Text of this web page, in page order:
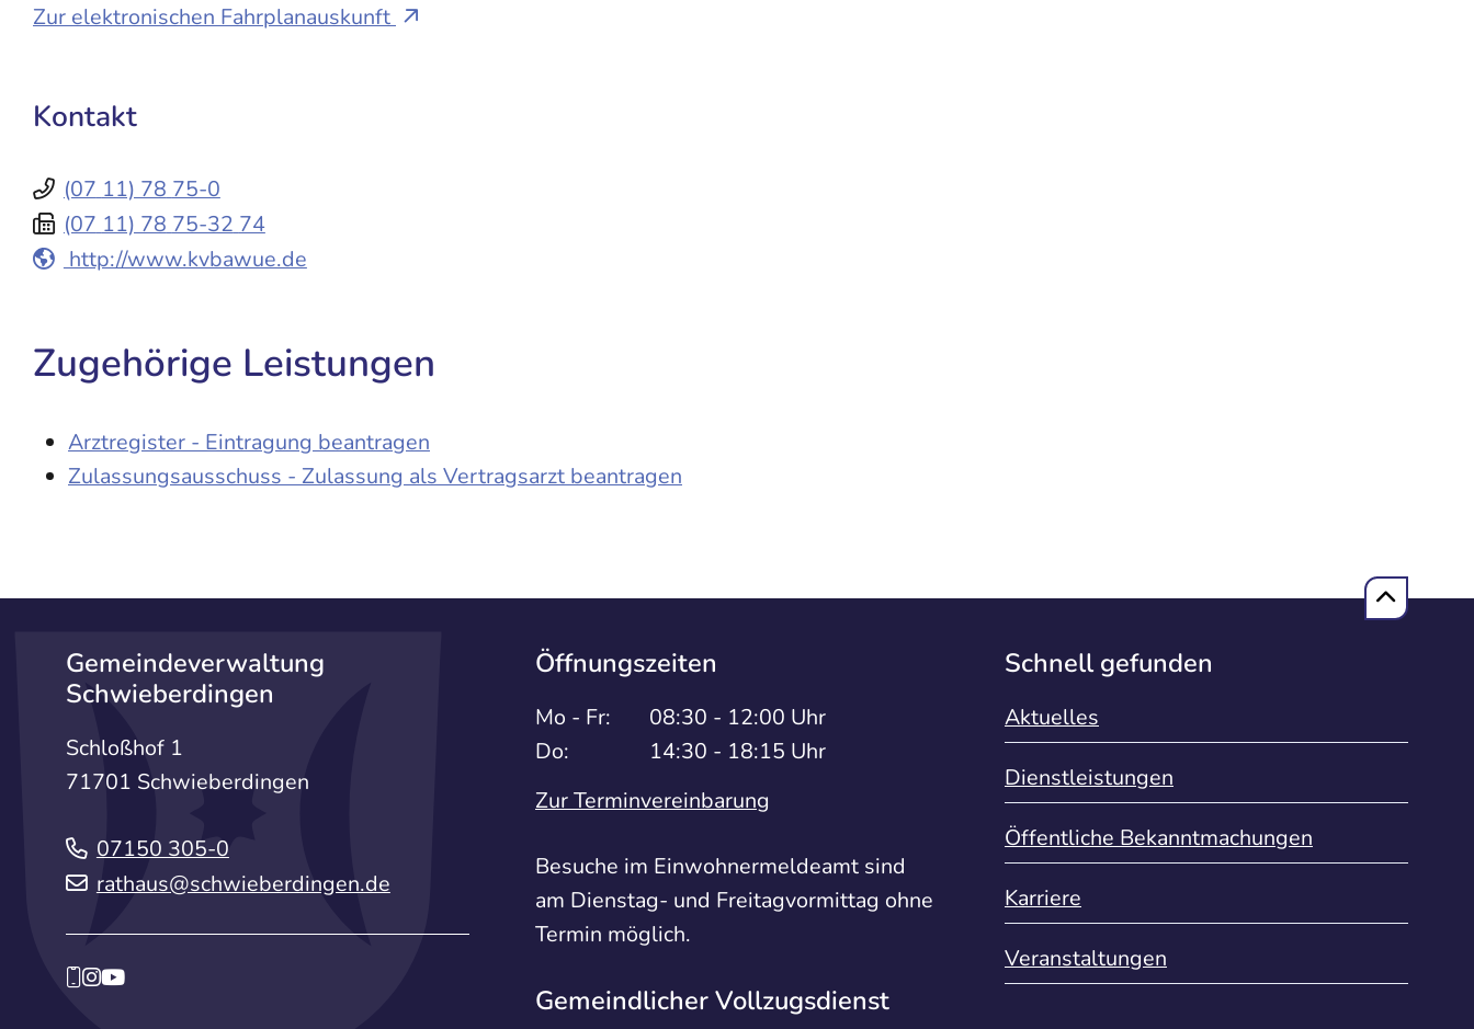
Zur elektronischen Fahrplanauskunft
Kontakt
(07 11) 78 75-0
(07 11) 78 75-32 74
http://www.kvbawue.de
Zugehörige Leistungen
Arztregister - Eintragung beantragen
Zulassungsausschuss - Zulassung als Vertragsarzt beantragen
Gemeindeverwaltung
Schwieberdingen
Schloßhof 1
71701 Schwieberdingen
07150 305-0
rathaus@schwieberdingen.de
Öffnungszeiten
Mo - Fr:
08:30 - 12:00 Uhr
Do:
14:30 - 18:15 Uhr
Zur Terminvereinbarung
Besuche im Einwohnermeldeamt sind
am Dienstag- und Freitagvormittag ohne
Termin möglich.
Gemeindlicher Vollzugsdienst
Schnell gefunden
Aktuelles
Dienstleistungen
Öffentliche Bekanntmachungen
Karriere
Veranstaltungen